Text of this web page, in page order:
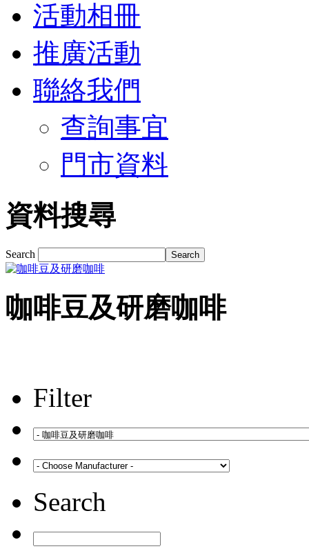
活動相冊
推廣活動
聯絡我們
查詢事宜
門市資料
資料搜尋
Search
咖啡豆及研磨咖啡
Filter
Search